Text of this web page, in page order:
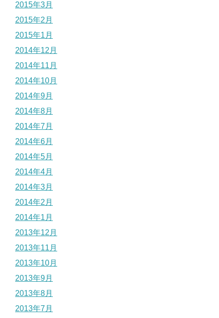
2015年3月
2015年2月
2015年1月
2014年12月
2014年11月
2014年10月
2014年9月
2014年8月
2014年7月
2014年6月
2014年5月
2014年4月
2014年3月
2014年2月
2014年1月
2013年12月
2013年11月
2013年10月
2013年9月
2013年8月
2013年7月